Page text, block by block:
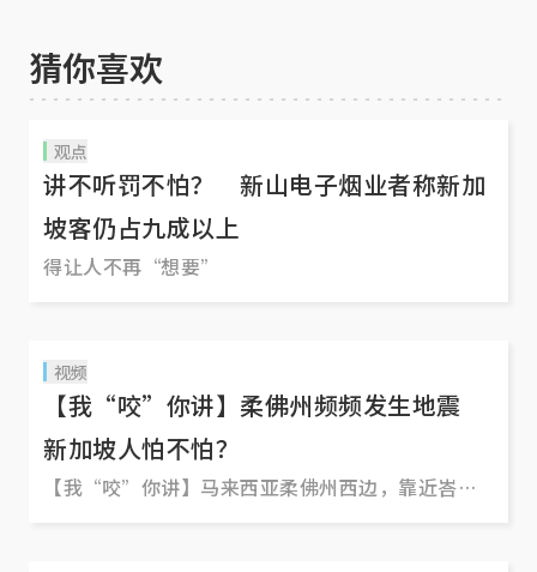
猜你喜欢
观点
讲不听罚不怕？ 新山电子烟业者称新加
坡客仍占九成以上
得让人不再“想要”
视频
【我“咬”你讲】柔佛州频频发生地震
新加坡人怕不怕？
【我“咬”你讲】马来西亚柔佛州西边，靠近峇株